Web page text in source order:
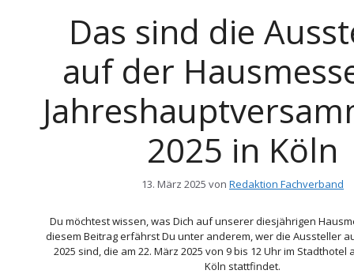
Das sind die
auf der
2025 in Köln
13. März 2025 von Redaktion Fachverband
Du möchtest wissen, was Dich auf unserer diesjährigen
diesem Beitrag erfährst Du unter anderem, wer die Aussteller
2025 sind, die am 22. März 2025 von 9 bis 12 Uhr im Stadthotel
Köln stattfindet.